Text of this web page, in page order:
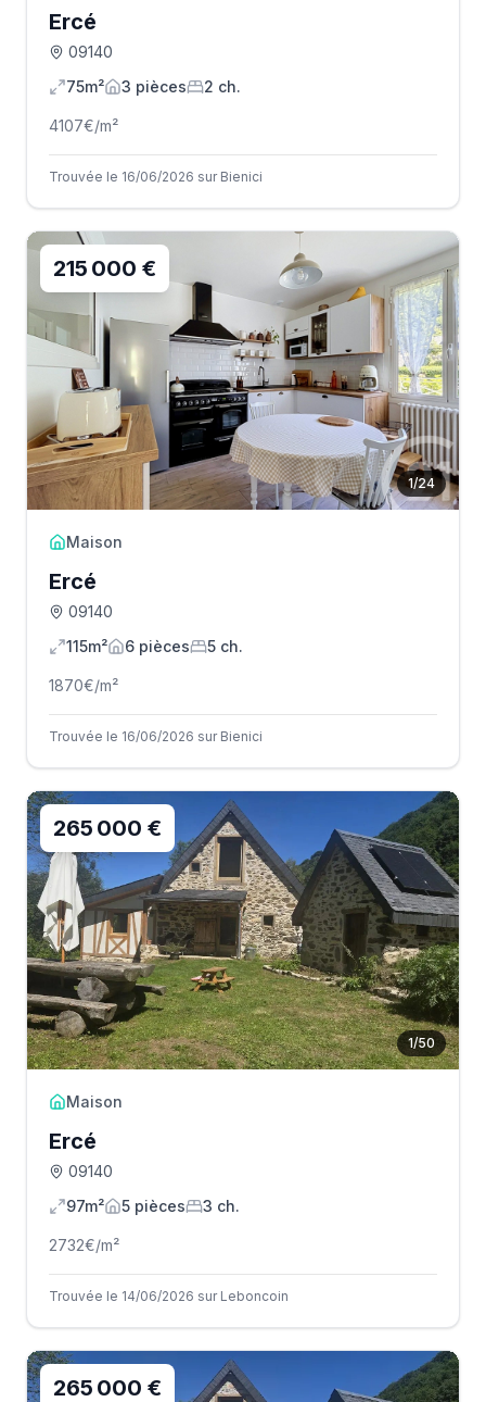
Ercé
09140
75m²
3 pièces 2 ch.
4107€/m²
Trouvée le 16/06/2026 sur Bienici
1/24
215 000 €
Maison
Ercé
09140
115m²
6 pièces 5 ch.
1870€/m²
Trouvée le 16/06/2026 sur Bienici
1/50
265 000 €
Maison
Ercé
09140
97m²
5 pièces 3 ch.
2732€/m²
Trouvée le 14/06/2026 sur Leboncoin
265 000 €